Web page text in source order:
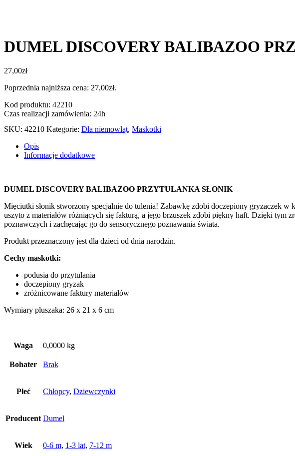
DUMEL DISCOVERY BALIBAZOO
27,00zł
Poprzednia najniższa cena: 27,00zł.
Kod produktu: 42210
Czas realizacji zamówienia: 24h
SKU: 42210 Kategorie: Dla niemowląt, Maskotki
Opis
Informacje dodatkowe
DUMEL DISCOVERY BALIBAZOO PRZYTULANKA SŁONIK
Mięciutki słonik stworzony specjalnie do tulenia! Zabawkę zdobi doczepiony gryzaczek w
uszyto z materiałów różniących się fakturą, a jego brzuszek zdobi piękny haft. Dzięki
poznawczych i zachęcając go do sensorycznego poznawania świata.
Produkt przeznaczony jest dla dzieci od dnia narodzin.
Cechy maskotki:
podusia do przytulania
doczepiony gryzak
zróżnicowane faktury materiałów
Wymiary pluszaka: 26 x 21 x 6 cm
Waga 0,0000 kg
Bohater Brak
Płeć Chłopcy, Dziewczynki
Producent Dumel
Wiek 0-6 m, 1-3 lat, 7-12 m